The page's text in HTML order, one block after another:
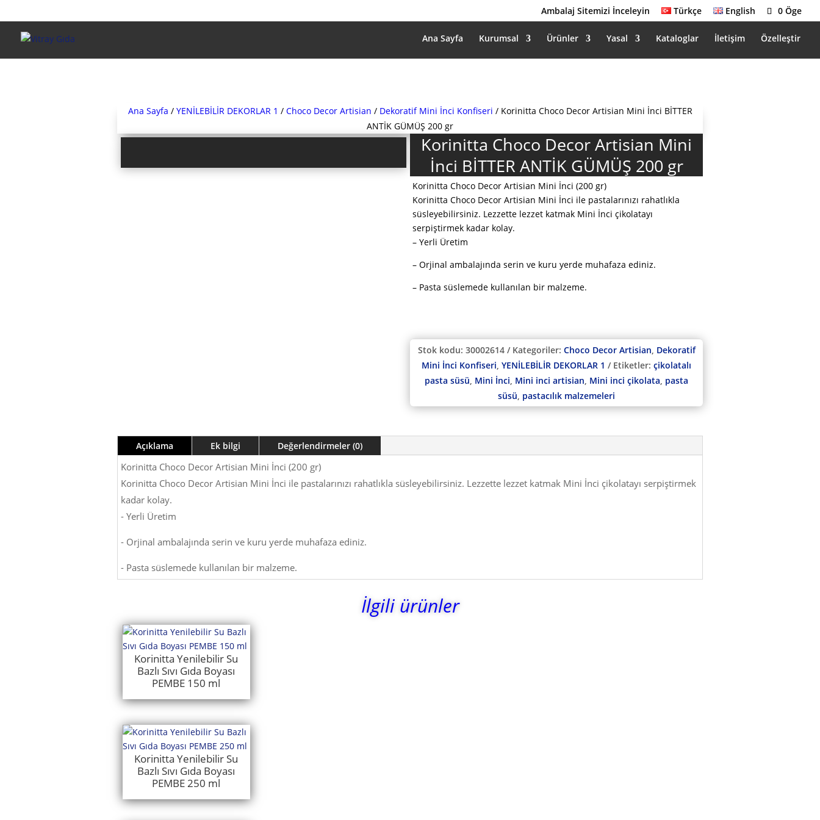
Ambalaj Sitemizi İnceleyin Türkçe English 0 Öge
Ana Sayfa Kurumsal Ürünler Yasal Kataloglar İletişim Özelleştir
Ana Sayfa / YENİLEBİLİR DEKORLAR 1 / Choco Decor Artisian / Dekoratif Mini İnci Konfiseri / Korinitta Choco Decor Artisian Mini İnci BİTTER
ANTİK GÜMÜŞ 200 gr
Korinitta Choco Decor Artisian Mini
İnci BİTTER ANTİK GÜMÜŞ 200 gr
Korinitta Choco Decor Artisian Mini İnci (200 gr)
Korinitta Choco Decor Artisian Mini İnci ile pastalarınızı rahatlıkla
süsleyebilirsiniz. Lezzette lezzet katmak Mini İnci çikolatayı
serpiştirmek kadar kolay.
– Yerli Üretim
– Orjinal ambalajında serin ve kuru yerde muhafaza ediniz.
– Pasta süslemede kullanılan bir malzeme.
Stok kodu: 30002614 Kategoriler: Choco Decor Artisian, Dekoratif
Mini İnci Konfiseri, YENİLEBİLİR DEKORLAR 1 Etiketler: çikolatalı
pasta süsü, Mini İnci, Mini inci artisian, Mini inci çikolata, pasta
süsü, pastacılık malzemeleri
Açıklama Ek bilgi Değerlendirmeler (0)
Korinitta Choco Decor Artisian Mini İnci (200 gr)
Korinitta Choco Decor Artisian Mini İnci ile pastalarınızı rahatlıkla süsleyebilirsiniz. Lezzette lezzet katmak Mini İnci çikolatayı serpiştirmek
kadar kolay.
- Yerli Üretim
- Orjinal ambalajında serin ve kuru yerde muhafaza ediniz.
- Pasta süslemede kullanılan bir malzeme.
İlgili ürünler
Korinitta Yenilebilir Su
Bazlı Sıvı Gıda Boyası
PEMBE 150 ml
Korinitta Yenilebilir Su
Bazlı Sıvı Gıda Boyası
PEMBE 250 ml